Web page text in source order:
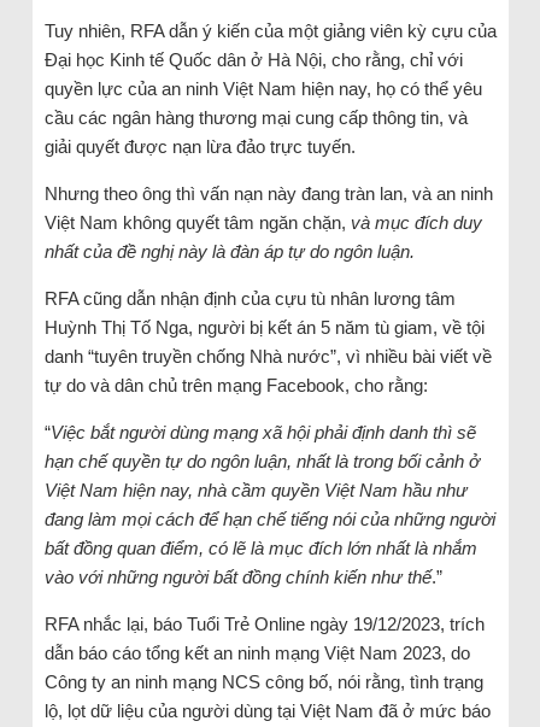
Tuy nhiên, RFA dẫn ý kiến của một giảng viên kỳ cựu của
Đại học Kinh tế Quốc dân ở Hà Nội, cho rằng, chỉ với
quyền lực của an ninh Việt Nam hiện nay, họ có thể yêu
cầu các ngân hàng thương mại cung cấp thông tin, và
giải quyết được nạn lừa đảo trực tuyến.
Nhưng theo ông thì vấn nạn này đang tràn lan, và an ninh
Việt Nam không quyết tâm ngăn chặn, và mục đích duy
nhất của đề nghị này là đàn áp tự do ngôn luận.
RFA cũng dẫn nhận định của cựu tù nhân lương tâm
Huỳnh Thị Tố Nga, người bị kết án 5 năm tù giam, về tội
danh “tuyên truyền chống Nhà nước”, vì nhiều bài viết về
tự do và dân chủ trên mạng Facebook, cho rằng:
“Việc bắt người dùng mạng xã hội phải định danh thì sẽ
hạn chế quyền tự do ngôn luận, nhất là trong bối cảnh ở
Việt Nam hiện nay, nhà cầm quyền Việt Nam hầu như
đang làm mọi cách để hạn chế tiếng nói của những người
bất đồng quan điểm, có lẽ là mục đích lớn nhất là nhắm
vào với những người bất đồng chính kiến như thế.”
RFA nhắc lại, báo Tuổi Trẻ Online ngày 19/12/2023, trích
dẫn báo cáo tổng kết an ninh mạng Việt Nam 2023, do
Công ty an ninh mạng NCS công bố, nói rằng, tình trạng
lộ, lọt dữ liệu của người dùng tại Việt Nam đã ở mức báo